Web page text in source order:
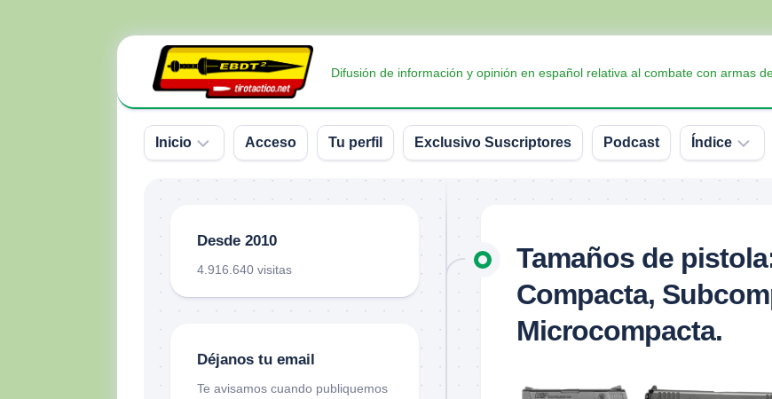
Difusión de información y opinión en español relativa al combate con armas
Inicio
Donativos
Acceso Tu perfil Exclusivo Suscriptores Podcast Índice
Balística
Conceptos
definiciones
Tamaños de
Compacta,
Microcompacta.
Desde 2010
4.916.640 visitas
Déjanos tu email
Te avisamos cuando publiquemos